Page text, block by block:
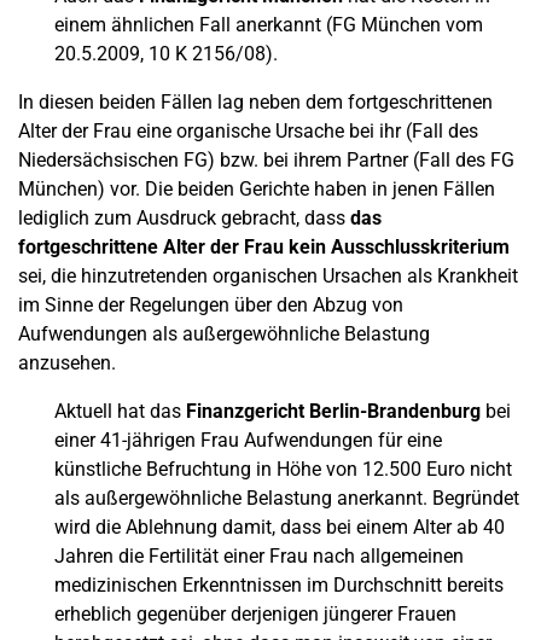
einem ähnlichen Fall anerkannt (FG München vom
20.5.2009, 10 K 2156/08).
In diesen beiden Fällen lag neben dem fortgeschrittenen
Alter der Frau eine organische Ursache bei ihr (Fall des
Niedersächsischen FG) bzw. bei ihrem Partner (Fall des FG
München) vor. Die beiden Gerichte haben in jenen Fällen
lediglich zum Ausdruck gebracht, dass das
fortgeschrittene Alter der Frau kein Ausschlusskriterium
sei, die hinzutretenden organischen Ursachen als Krankheit
im Sinne der Regelungen über den Abzug von
Aufwendungen als außergewöhnliche Belastung
anzusehen.
Aktuell hat das Finanzgericht Berlin-Brandenburg bei
einer 41-jährigen Frau Aufwendungen für eine
künstliche Befruchtung in Höhe von 12.500 Euro nicht
als außergewöhnliche Belastung anerkannt. Begründet
wird die Ablehnung damit, dass bei einem Alter ab 40
Jahren die Fertilität einer Frau nach allgemeinen
medizinischen Erkenntnissen im Durchschnitt bereits
erheblich gegenüber derjenigen jüngerer Frauen